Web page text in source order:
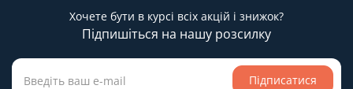
Хочете бути в курсі всіх акцій і знижок?
Підпишіться на нашу розсилку
Підписатися